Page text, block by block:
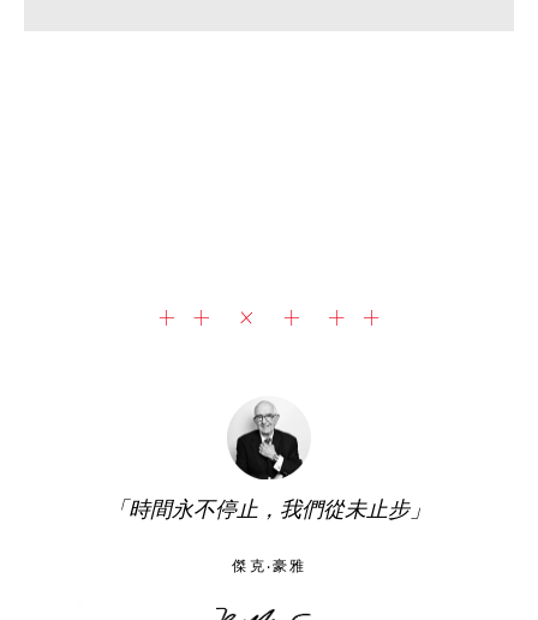
「時間永不停止，我們從未止步」
傑克‧豪雅